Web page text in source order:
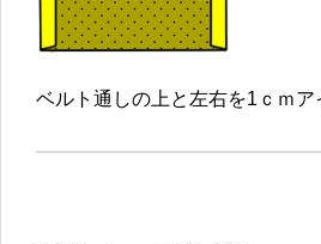
ベルト通しの上と左右を1ｃｍア